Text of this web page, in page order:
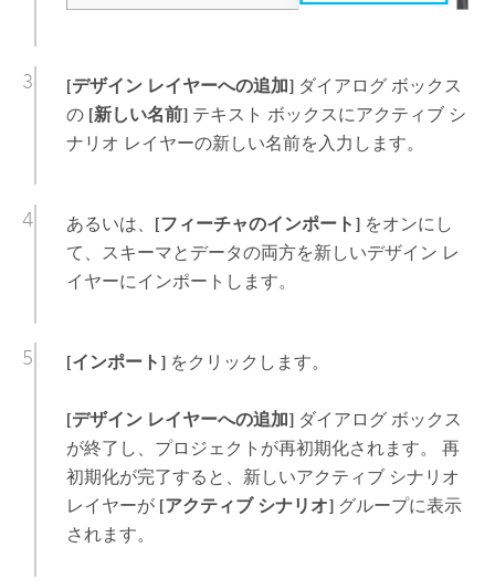
[デザイン レイヤーへの追加]ダイアログ ボックス
の [新しい名前]テキスト ボックスにアクティブ シ
ナリオ レイヤーの新しい名前を入力します。
あるいは、 [フィーチャのインポート]をオンにし
て、スキーマとデータの両方を新しいデザイン レ
イヤーにインポートします。
[インポート]をクリックします。
[デザイン レイヤーへの追加]ダイアログ ボックス
が終了し、プロジェクトが再初期化されます。 再
初期化が完了すると、新しいアクティブ シナリオ
レイヤーが [アクティブ シナリオ]グループに表示
されます。